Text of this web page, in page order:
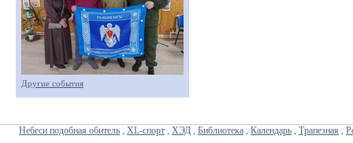
Другие события
Небеси подобная обитель , XL-спорт , ХЭД , Библиотека , Календарь , Трапезная ,